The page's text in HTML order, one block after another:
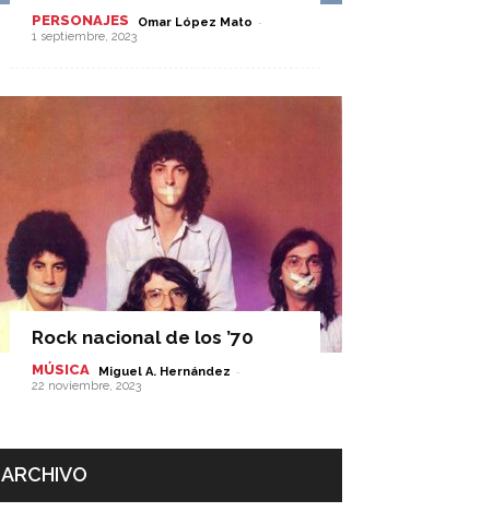
PERSONAJES Omar López Mato -
1 septiembre, 2023
Rock nacional de los ’70
MÚSICA Miguel A. Hernández -
22 noviembre, 2023
ARCHIVO